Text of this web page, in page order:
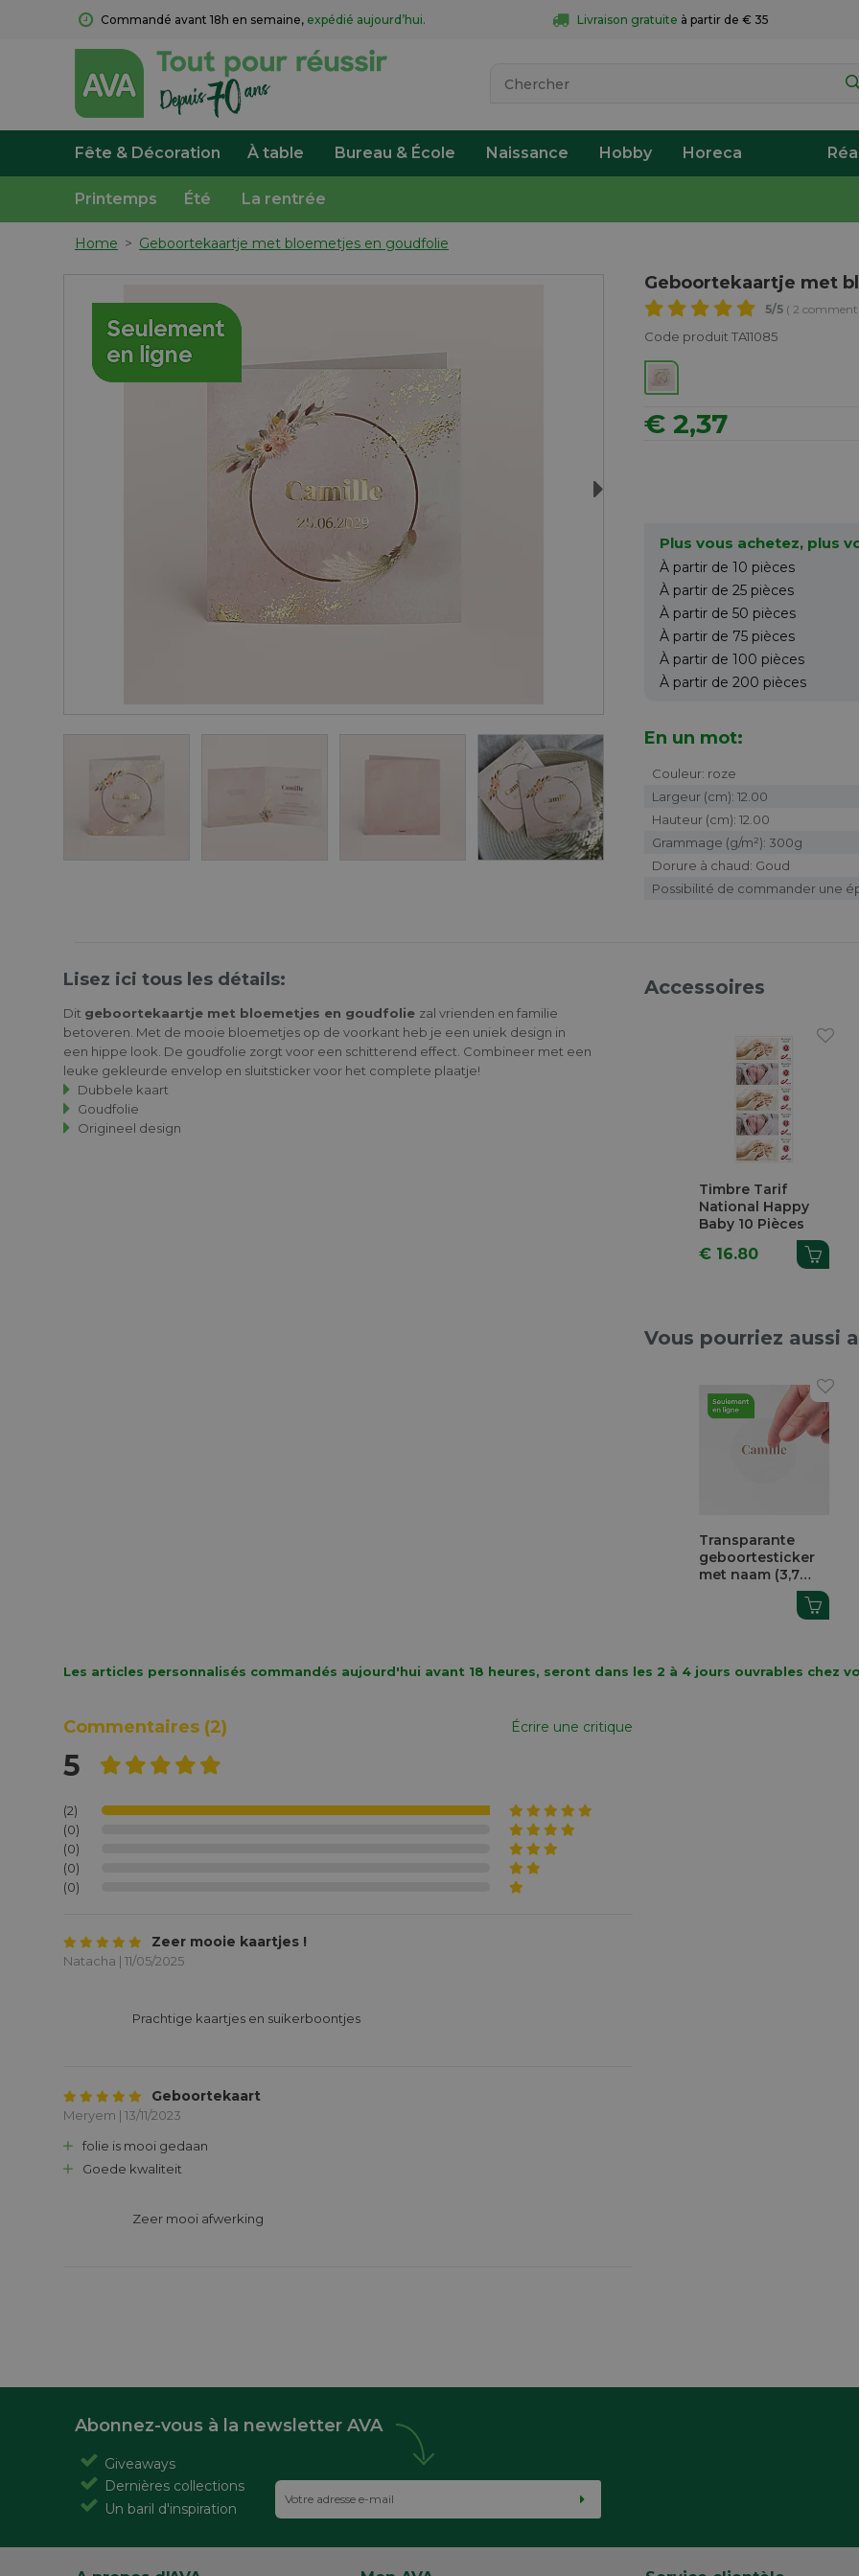
Commandé avant 18h en semaine, expédié aujourd’hui. Livraison gratuite à partir de € 35
Fête & Décoration À table Bureau & École Naissance Hobby Horeca
Printemps Été La rentrée
Home > Geboortekaartje met bloemetjes en goudfolie
Next
Geboortekaartje met
5/5 ( 2
Code produit TA11085
€ 2,37
Plus vous achetez, plus
À partir de 10 pièces
À partir de 25 pièces
À partir de 50 pièces
À partir de 75 pièces
À partir de 100 pièces
À partir de 200 pièces
En un mot:
Couleur: roze
Largeur (cm): 12.00
Hauteur (cm): 12.00
Grammage (g/m²): 300g
Dorure à chaud: Goud
Possibilité de commander une
Lisez ici tous les détails:
Dit geboortekaartje met bloemetjes en goudfolie zal vrienden en familie
betoveren. Met de mooie bloemetjes op de voorkant heb je een uniek design in
een hippe look. De goudfolie zorgt voor een schitterend effect. Combineer met een
leuke gekleurde envelop en sluitsticker voor het complete plaatje!
Dubbele kaart
Goudfolie
Origineel design
Accessoires
Timbre Tarif
National Happy
Baby 10 Pièces
€ 16.80
Vous pourriez aussi
Geboortelabel
met bloemetjes
en naam
Les articles personnalisés commandés aujourd'hui avant 18 heures, seront dans les 2 à 4 jours ouvrables chez
Commentaires (2) Écrire une critique
5
(2)
(0)
(0)
(0)
(0)
Zeer mooie kaartjes !
Natacha | 11/05/2025
Geboortekaart
Meryem | 13/11/2023
folie is mooi gedaan
Goede kwaliteit
Abonnez-vous à la newsletter AVA
Giveaways
Dernières collections
Un baril d'inspiration